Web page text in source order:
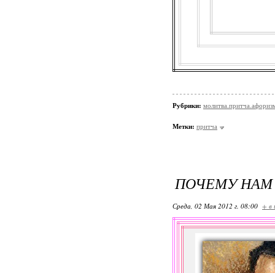
Рубрики:
Метки: притча
ПОЧЕМУ НАМ
Среда, 02 Мая 2012 г. 08:00 + в